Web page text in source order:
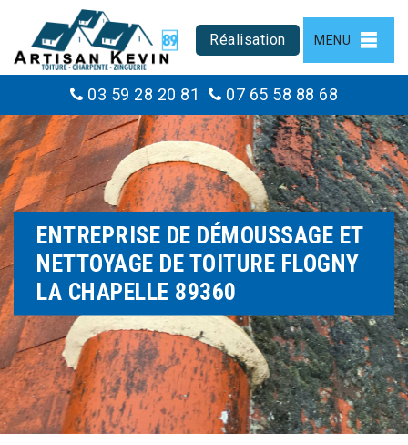
Réalisation MENU
03 59 28 20 81 07 65 58 88 68
ENTREPRISE DE DÉMOUSSAGE ET
NETTOYAGE DE TOITURE FLOGNY
LA CHAPELLE 89360